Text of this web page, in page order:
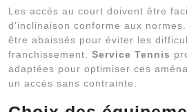
Les accès au court doivent être
d’inclinaison conforme aux
être abaissés pour éviter les
franchissement. Service Tennis
adaptées pour optimiser ces
un accès sans contrainte.